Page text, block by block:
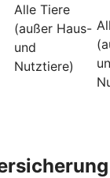
Alle Tiere
(außer Haus-
und
Nutztiere)